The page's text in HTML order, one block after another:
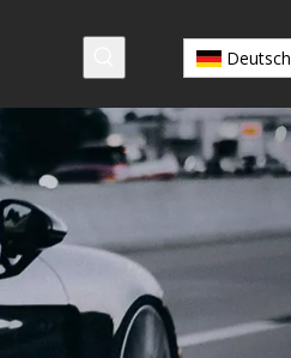
Deutsch